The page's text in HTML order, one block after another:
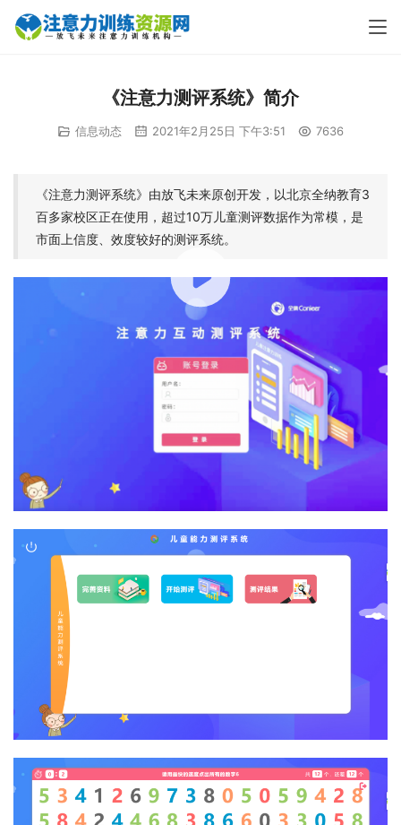
《注意力测评系统》简介
信息动态 2021年2月25日 下午3:51 7636
《注意力测评系统》由放飞未来原创开发，以北京全纳教育3
百多家校区正在使用，超过10万儿童测评数据作为常模，是
市面上信度、效度较好的测评系统。